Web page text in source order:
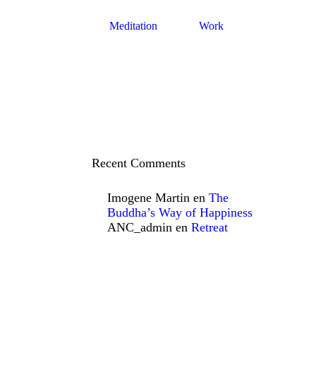
Meditation Work
Recent Comments
Imogene Martinen The
Buddha’s Way of Happiness
ANC_adminen Retreat